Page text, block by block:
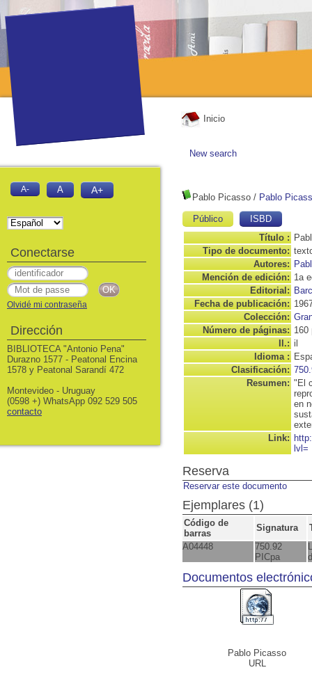
Inicio
New search
Pablo Picasso / Pablo
Público
ISBD
Título :
Tipo de documento:
Autores:
Mención de edición: 1a
Editorial:
Fecha de publicación:
Colección:
Número de páginas: 160
Il.: il
Idioma :
Clasificación:
Resumen: "El
en
Link:
lvl=
Reserva
Reservar este documento
Ejemplares (1)
Código de
barras
Signatura
A04448
750.92
PICpa
Documentos
Pablo Picasso
URL
A- A A+
Conectarse
Olvidé mi contraseña
Dirección
BIBLIOTECA "Antonio Pena"
Durazno 1577 - Peatonal Encina
1578 y Peatonal Sarandí 472
Montevideo - Uruguay
(0598 +) WhatsApp 092 529 505
contacto